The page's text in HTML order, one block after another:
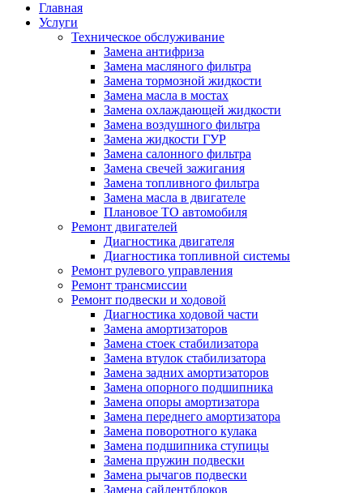
Главная
Услуги
Техническое обслуживание
Замена антифриза
Замена масляного фильтра
Замена тормозной жидкости
Замена масла в мостах
Замена охлаждающей жидкости
Замена воздушного фильтра
Замена жидкости ГУР
Замена салонного фильтра
Замена свечей зажигания
Замена топливного фильтра
Замена масла в двигателе
Плановое ТО автомобиля
Ремонт двигателей
Диагностика двигателя
Диагностика топливной системы
Ремонт рулевого управления
Ремонт трансмиссии
Ремонт подвески и ходовой
Диагностика ходовой части
Замена амортизаторов
Замена стоек стабилизатора
Замена втулок стабилизатора
Замена задних амортизаторов
Замена опорного подшипника
Замена опоры амортизатора
Замена переднего амортизатора
Замена поворотного кулака
Замена подшипника ступицы
Замена пружин подвески
Замена рычагов подвески
Замена сайлентблоков